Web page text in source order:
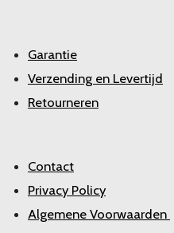
Garantie
Verzending en Levertijd
Retourneren
Contact
Privacy Policy
Algemene Voorwaarden